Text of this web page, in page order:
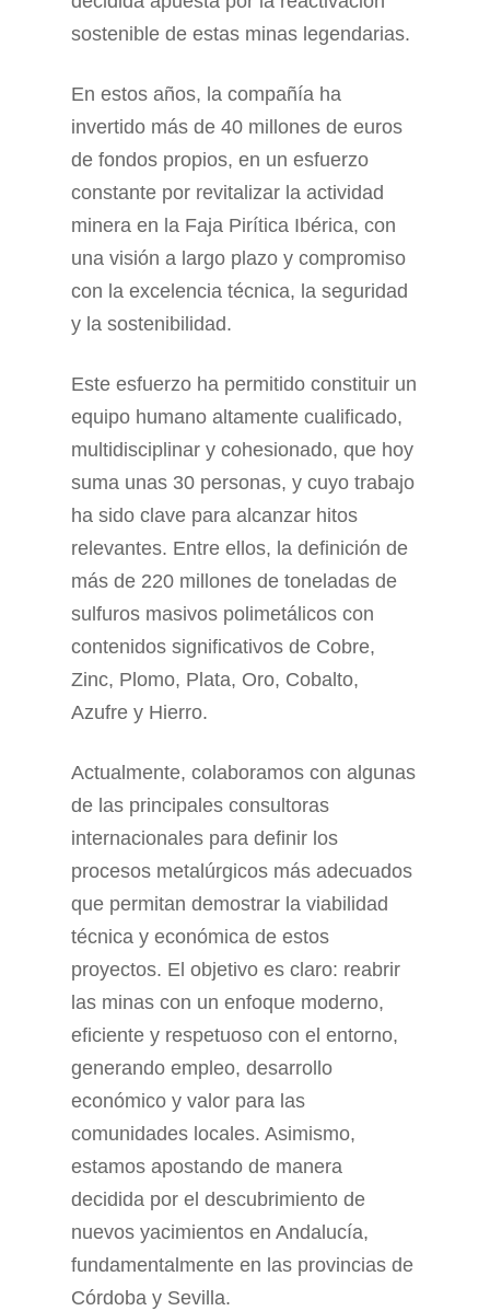
sostenible de estas minas legendarias.
En estos años, la compañía ha
invertido más de 40 millones de euros
de fondos propios, en un esfuerzo
constante por revitalizar la actividad
minera en la Faja Pirítica Ibérica, con
una visión a largo plazo y compromiso
con la excelencia técnica, la seguridad
y la sostenibilidad.
Este esfuerzo ha permitido constituir un
equipo humano altamente cualificado,
multidisciplinar y cohesionado, que hoy
suma unas 30 personas, y cuyo trabajo
ha sido clave para alcanzar hitos
relevantes. Entre ellos, la definición de
más de 220 millones de toneladas de
sulfuros masivos polimetálicos con
contenidos significativos de Cobre,
Zinc, Plomo, Plata, Oro, Cobalto,
Azufre y Hierro.
Actualmente, colaboramos con algunas
de las principales consultoras
internacionales para definir los
procesos metalúrgicos más adecuados
que permitan demostrar la viabilidad
técnica y económica de estos
proyectos. El objetivo es claro: reabrir
las minas con un enfoque moderno,
eficiente y respetuoso con el entorno,
generando empleo, desarrollo
económico y valor para las
comunidades locales. Asimismo,
estamos apostando de manera
decidida por el descubrimiento de
nuevos yacimientos en Andalucía,
fundamentalmente en las provincias de
Córdoba y Sevilla.